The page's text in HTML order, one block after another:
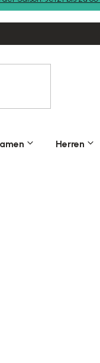
Herren